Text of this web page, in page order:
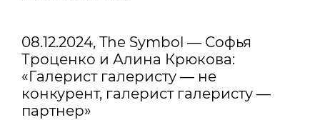
08.12.2024, The Symbol — Софья
Троценко и Алина Крюкова:
«Галерист галеристу — не
конкурент, галерист галеристу —
партнер»